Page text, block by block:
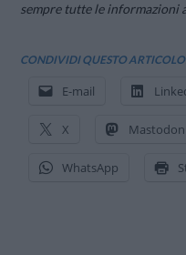
sempre tutte le informazioni
CONDIVIDI QUESTO
E-mail
X Mastodon
WhatsApp